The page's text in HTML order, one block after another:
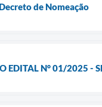
de Nomeação
EDITAL N° 01/2025 -